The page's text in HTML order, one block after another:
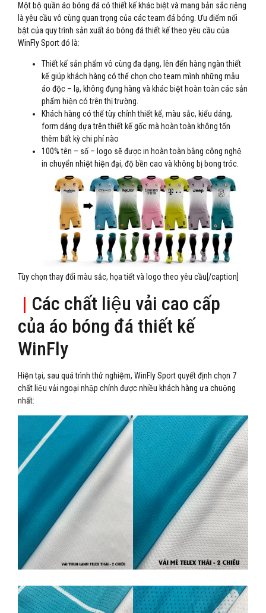
Một bộ quần áo bóng đá có thiết kế khác biệt và mang bản sắc riêng
là yêu cầu vô cùng quan trọng của các team đá bóng. Ưu điểm nổi
bật của quy trình sản xuất áo bóng đá thiết kế theo yêu cầu của
WinFly Sport đó là:
Thiết kế sản phẩm vô cùng đa dạng, lên đến hàng ngàn thiết
kế giúp khách hàng có thể chọn cho team mình những mẫu
áo độc – lạ, không đụng hàng và khác biệt hoàn toàn các sản
phẩm hiện có trên thị trường.
Khách hàng có thể tùy chỉnh thiết kế, màu sắc, kiểu dáng,
form dáng dựa trên thiết kế gốc mà hoàn toàn không tốn
thêm bất kỳ chi phí nào
100% tên – số – logo sẽ được in hoàn toàn bằng công nghệ
in chuyển nhiệt hiện đại, độ bền cao và không bị bong tróc.
Tùy chọn thay đổi màu sắc, họa tiết và logo theo yêu cầu[/caption]
| Các chất liệu vải cao cấp
của áo bóng đá thiết kế
WinFly
Hiện tại, sau quá trình thử nghiệm, WinFly Sport quyết định chọn 7
chất liệu vải ngoại nhập chính được nhiều khách hàng ưa chuộng
nhất: